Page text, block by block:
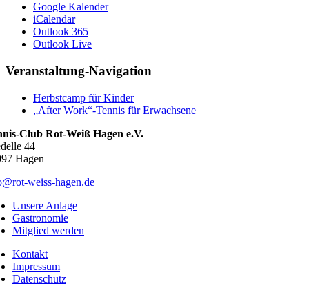
Google Kalender
iCalendar
Outlook 365
Outlook Live
Veranstaltung-Navigation
Herbstcamp für Kinder
„After Work“-Tennis für Erwachsene
Club Rot-Weiß Hagen e.V.
44
Hagen
weiss-hagen.de
Unsere Anlage
Gastronomie
Mitglied werden
Kontakt
Impressum
Datenschutz